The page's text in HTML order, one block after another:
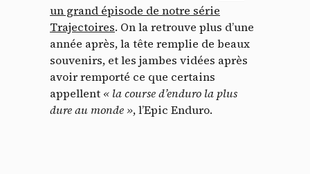
un grand épisode de notre série
Trajectoires. On la retrouve plus d’une
année après, la tête remplie de beaux
souvenirs, et les jambes vidées après
avoir remporté ce que certains
appellent « la course d’enduro la plus
dure au monde », l’Epic Enduro.